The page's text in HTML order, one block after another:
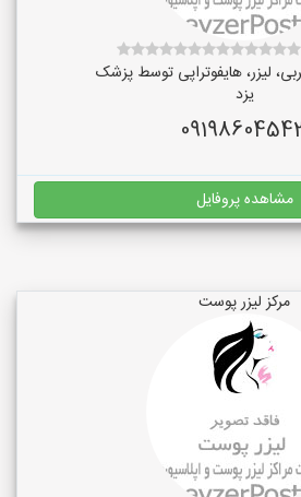
لیزر، هایفوتراپی توسط پزشک
یزد
مشاهده پروفایل
مرکز لیزر پوست